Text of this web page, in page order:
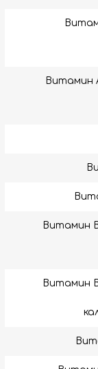
Витамин
Витамин
Витамин